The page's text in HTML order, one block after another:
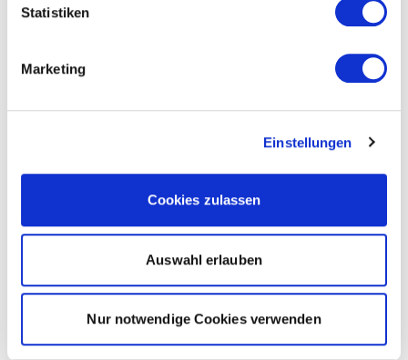
Statistiken
Marketing
Einstellungen
Cookies zulassen
Auswahl erlauben
Nur notwendige Cookies verwenden